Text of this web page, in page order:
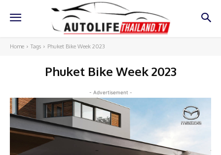
Home Tags Phuket Bike Week 2023
Phuket Bike Week 2023
- Advertisement -